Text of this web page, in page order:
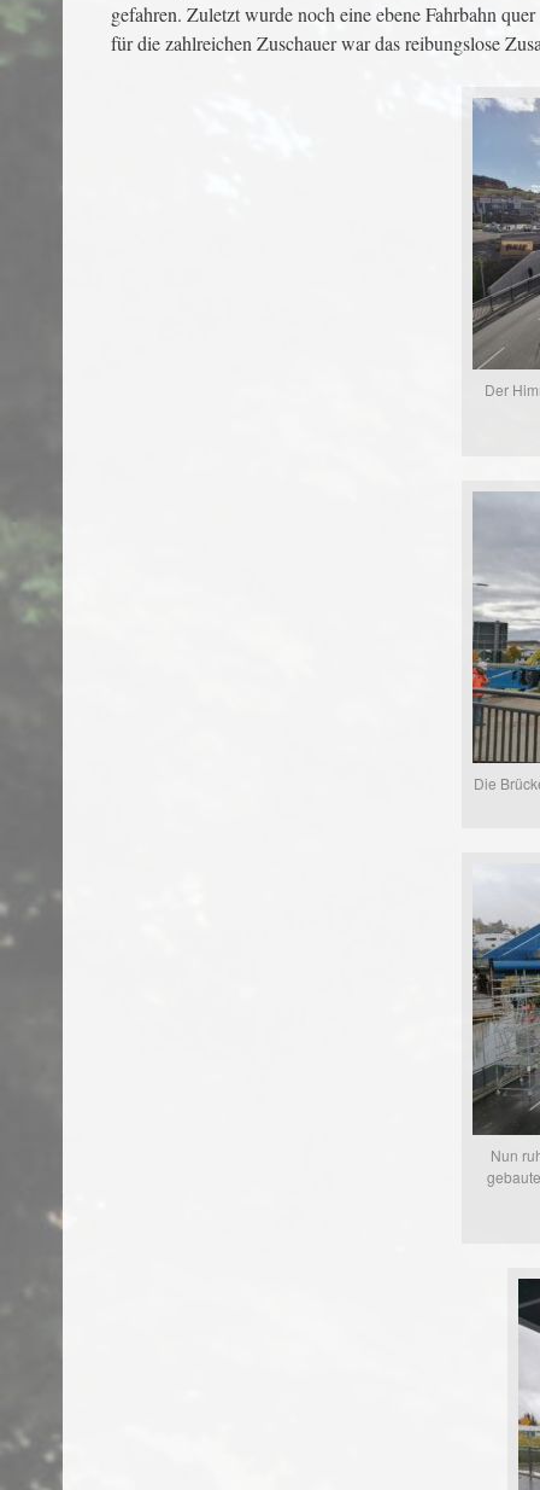
gefahren. Zuletzt wurde noch eine ebene Fahrbahn
für die zahlreichen Zuschauer war das reibungslose
Der
Die
Nun